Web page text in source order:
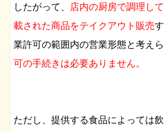
したがって、
店内の厨房で調理し
載された商品をテイクアウト販売
業許可の範囲内の営業形態と考えら
可の手続きは必要ありません。
ただし、提供する食品によっては